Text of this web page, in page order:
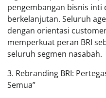
pengembangan bisnis inti
berkelanjutan. Seluruh
dengan orientasi
memperkuat peran BRI
seluruh segmen nasabah.
3. Rebranding BRI:
Semua”